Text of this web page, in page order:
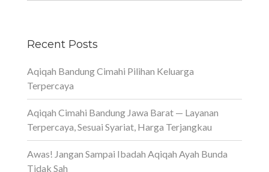
Recent Posts
Aqiqah Bandung Cimahi Pilihan Keluarga
Terpercaya
Aqiqah Cimahi Bandung Jawa Barat — Layanan
Terpercaya, Sesuai Syariat, Harga Terjangkau
Awas! Jangan Sampai Ibadah Aqiqah Ayah Bunda
Tidak Sah